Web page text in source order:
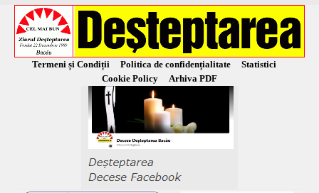
Termeni și Condiții Politica de confidențialitate
Statistici
Cookie Policy
Arhiva PDF